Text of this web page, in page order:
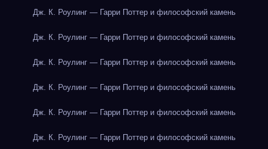
Дж. К. Роулинг — Гарри Поттер и философский камень
Дж. К. Роулинг — Гарри Поттер и философский камень
Дж. К. Роулинг — Гарри Поттер и философский камень
Дж. К. Роулинг — Гарри Поттер и философский камень
Дж. К. Роулинг — Гарри Поттер и философский камень
Дж. К. Роулинг — Гарри Поттер и философский камень